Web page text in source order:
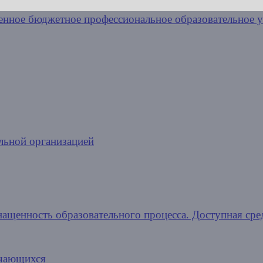
организацией
образовательного процесса. Доступная